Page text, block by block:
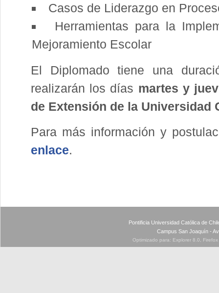
Casos de Liderazgo en
Herramientas para la
Mejoramiento Escolar
El Diplomado tiene una
realizarán los días martes y
de Extensión de la Universidad
Para más información y
enlace.
Pontificia Universidad Católica de
Campus San Joaquín -
Optimizado para: Explorer 8.0,